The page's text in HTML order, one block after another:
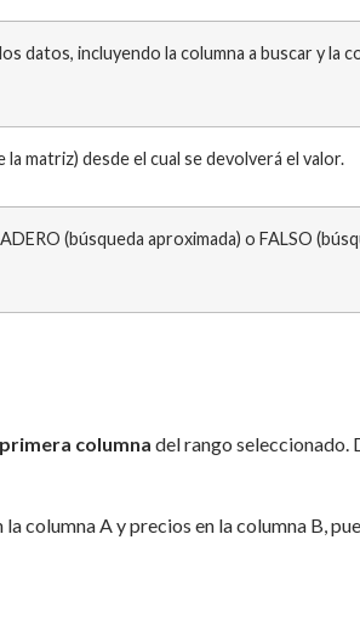
datos, incluyendo la columna a buscar y la
matriz) desde el cual se devolverá el valor.
(búsqueda aproximada) o FALSO
primera columna del rango seleccionado.
columna A y precios en la columna B,